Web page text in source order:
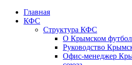
Главная
КФС
Структура КФС
О Крымском
Руководство
Офис-менеджер